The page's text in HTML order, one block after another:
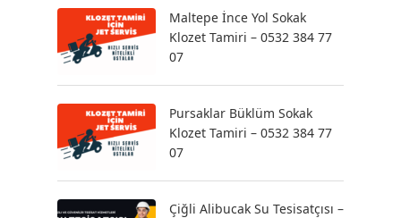
Maltepe İnce Yol Sokak
Klozet Tamiri – 0532 384 77
07
Pursaklar Büklüm Sokak
Klozet Tamiri – 0532 384 77
07
Çiğli Alibucak Su Tesisatçısı –